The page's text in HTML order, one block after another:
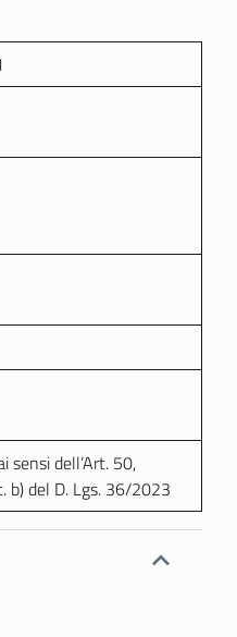
sensi dell’Art. 50,
b) del D. Lgs. 36/2023